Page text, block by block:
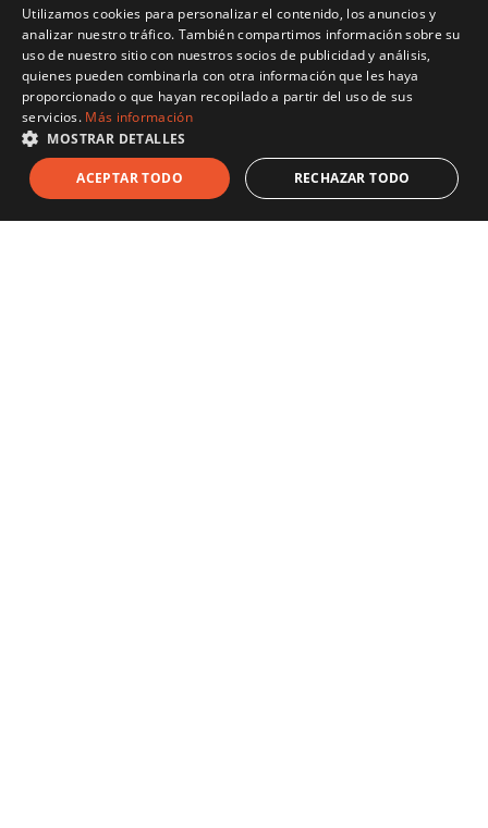
¡Reserva hoy
mismo y
disfruta de
Utilizamos cookies para personalizar el contenido, los anuncios y
analizar nuestro tráfico. También compartimos información sobre su
uso de nuestro sitio con nuestros socios de publicidad y análisis,
quienes pueden combinarla con otra información que les haya
proporcionado o que hayan recopilado a partir del uso de sus
servicios. Más información
MOSTRAR DETALLES
ACEPTAR TODO RECHAZAR TODO